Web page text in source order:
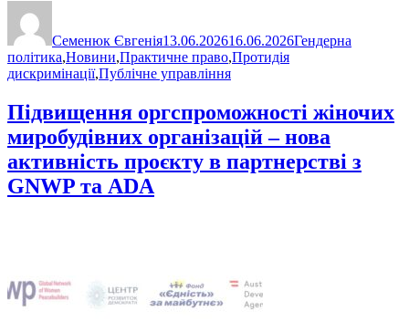
Семенюк Євгенія13.06.202616.06.2026Гендерна
політика,Новини,Практичне право,Протидія
дискримінації,Публічне управління
Підвищення оргспроможності жіночих
миробудівних організацій – нова
активність проєкту в партнерстві з
GNWP та ADA